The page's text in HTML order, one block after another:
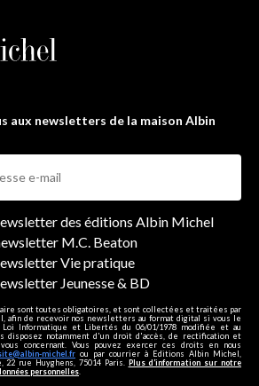
aux newsletters de la maison Albin
des éditions Albin Michel
M.C. Beaton
Vie pratique
Jeunesse & BD
sont toutes obligatoires, et sont collectées et traitées par
afin de recevoir nos newsletters au format digital si vous le
Loi Informatique et Libertés du 06/01/1978 modifiée et au
disposez notamment d'un droit d'accès, de rectification et
concernant. Vous pouvez exercer ces droits en nous
michel.fr ou par courrier à Editions Albin Michel,
22 rue Huyghens, 75014 Paris. Plus d’information sur notre
personnelles.